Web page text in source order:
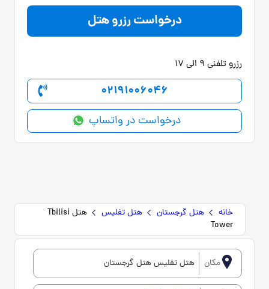
خانه هتل گرجستان هتل تفلیس
هتل Tbilisi
Tower
مکان هتل تفلیس هتل گرجستان
درخواست رزرو هتل
رزرو تلفنی 9 الی 17
02191006046
درخواست در واتساپ